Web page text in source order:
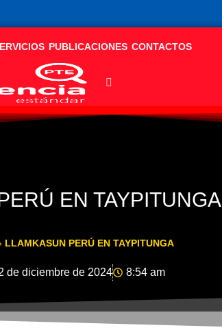
PUBLICACIONES CONTACTOS
EN TAYPITUNGA
LLAMKASUN PERÚ EN TAYPITUNGA
de diciembre de 2024 8:54 am